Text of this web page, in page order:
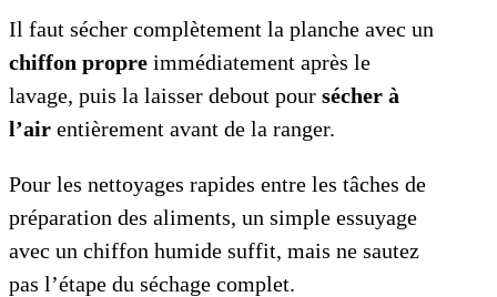
Il faut sécher complètement la planche avec un
chiffon propre immédiatement après le
lavage, puis la laisser debout pour sécher à
l’air entièrement avant de la ranger.
Pour les nettoyages rapides entre les tâches de
préparation des aliments, un simple essuyage
avec un chiffon humide suffit, mais ne sautez
pas l’étape du séchage complet.